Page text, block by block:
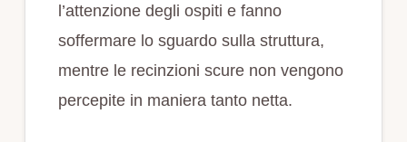
l’attenzione degli ospiti e fanno
soffermare lo sguardo sulla struttura,
mentre le recinzioni scure non vengono
percepite in maniera tanto netta.